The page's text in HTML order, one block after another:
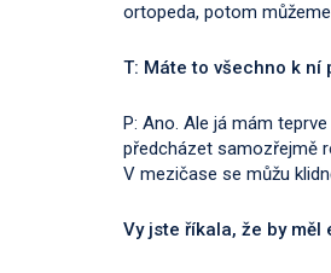
ortopeda, potom
T: Máte to všechno k ní
P: Ano. Ale já mám
předcházet samozřejmě
V mezičase se můžu
Vy jste říkala, že by